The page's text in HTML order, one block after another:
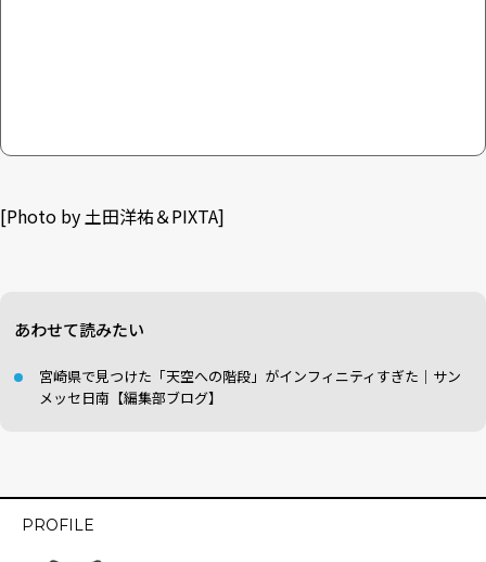
[Photo by 土田洋祐＆PIXTA]
あわせて読みたい
宮崎県で見つけた「天空への階段」がインフィニティすぎた｜サン
メッセ日南【編集部ブログ】
PROFILE